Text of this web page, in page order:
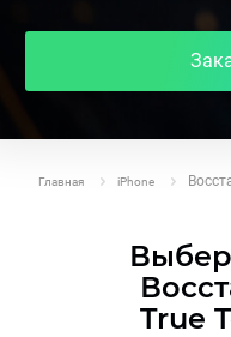
Главная iPhone
True